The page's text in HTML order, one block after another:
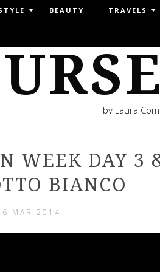
BEAUTY TRAVELS
by Laura
WEEK DAY 3
BIANCO
6 MAR 2014